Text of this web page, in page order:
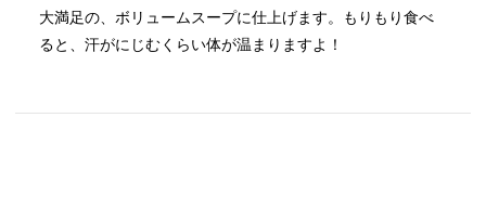
大満足の、ボリュームスープに仕上げます。もりもり食べ
ると、汗がにじむくらい体が温まりますよ！